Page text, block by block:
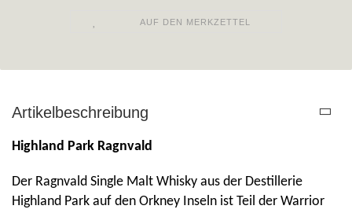
AUF DEN MERKZETTEL
Artikelbeschreibung
Highland Park Ragnvald
Der Ragnvald Single Malt Whisky aus der Destillerie
Highland Park auf den Orkney Inseln ist Teil der Warrior